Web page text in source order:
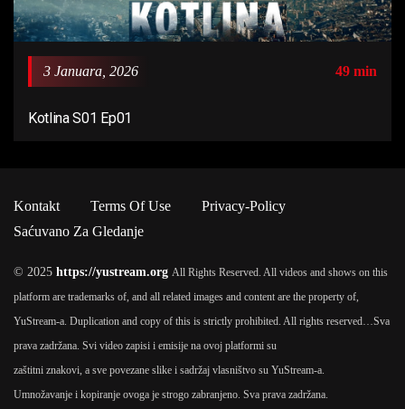
3 Januara, 2026 49 min
Kotlina S01 Ep01
Kontakt Terms Of Use
Privacy-Policy
Saćuvano Za Gledanje
© 2025 https://yustream.org All Rights Reserved. All videos and shows on this
platform are trademarks of, and all related images and content are the property of,
YuStream-a. Duplication and copy of this is strictly prohibited. All rights reserved…Sva
prava zadržana. Svi video zapisi i emisije na ovoj platformi su
zaštitni znakovi, a sve povezane slike i sadržaj vlasništvo su YuStream-a.
Umnožavanje i kopiranje ovoga je strogo zabranjeno. Sva prava zadržana.